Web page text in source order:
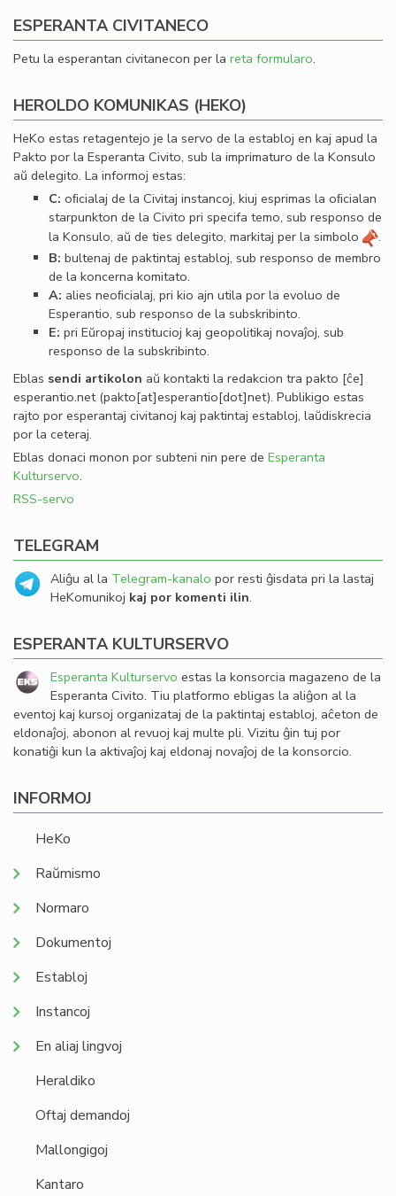
ESPERANTA CIVITANECO
Petu la esperantan civitanecon per la reta formularo.
HEROLDO KOMUNIKAS (HEKO)
HeKo estas retagentejo je la servo de la establoj en kaj apud la
Pakto por la Esperanta Civito, sub la imprimaturo de la Konsulo
aŭ delegito. La informoj estas:
C: oﬁcialaj de la Civitaj instancoj, kiuj esprimas la oﬁcialan
starpunkton de la Civito pri specifa temo, sub responso de
la Konsulo, aŭ de ties delegito, markitaj per la simbolo
.
B: bultenaj de paktintaj establoj, sub responso de membro
de la koncerna komitato.
A: alies neoﬁcialaj, pri kio ajn utila por la evoluo de
Esperantio, sub responso de la subskribinto.
E: pri Eŭropaj institucioj kaj geopolitikaj novaĵoj, sub
responso de la subskribinto.
Eblas sendi artikolon aŭ kontakti la redakcion tra pakto [ĉe]
esperantio.net(pakto[at]esperantio[dot]net). Publikigo estas
rajto por esperantaj civitanoj kaj paktintaj establoj, laŭdiskrecia
por la ceteraj.
Eblas donaci monon por subteni nin pere de Esperanta
Kulturservo.
RSS-servo
TELEGRAM
Aliĝu al la Telegram-kanalo por resti ĝisdata pri la lastaj
HeKomunikoj kaj por komenti ilin.
ESPERANTA KULTURSERVO
Esperanta Kulturservo estas la konsorcia magazeno de la
Esperanta Civito. Tiu platformo ebligas la aliĝon al la
eventoj kaj kursoj organizataj de la paktintaj establoj, aĉeton de
eldonaĵoj, abonon al revuoj kaj multe pli. Vizitu ĝin tuj por
konatiĝi kun la aktivaĵoj kaj eldonaj novaĵoj de la konsorcio.
INFORMOJ
HeKo
Raŭmismo
Normaro
Dokumentoj
Establoj
Instancoj
En aliaj lingvoj
Heraldiko
Oftaj demandoj
Mallongigoj
Kantaro